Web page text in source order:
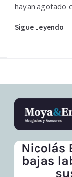
hayan agotado
Sigue Leyendo